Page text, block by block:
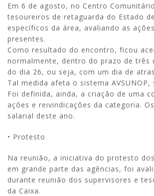
Em 6 de agosto, no Centro
tesoureiros de retaguarda do Estado
específicos da área, avaliando as
presentes.
Como resultado do encontro, ficou
normalmente, dentro do prazo de três
do dia 26, ou seja, com um dia de
Tal medida afeta o sistema
Foi definida, ainda, a criação de uma
ações e reivindicações da categoria.
salarial deste ano.
• Protesto
Na reunião, a iniciativa do protesto
em grande parte das agências, foi
durante reunião dos supervisores e
da Caixa.